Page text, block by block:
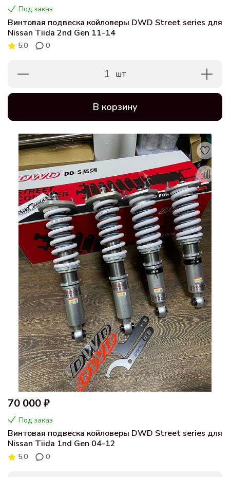
Под заказ
Винтовая подвеска койловеры DWD Street series для
Nissan Tiida 2nd Gen 11-14
5.0 0
1 шт
В корзину
70 000 ₽
Под заказ
Винтовая подвеска койловеры DWD Street series для
Nissan Tiida 1nd Gen 04-12
5.0 0